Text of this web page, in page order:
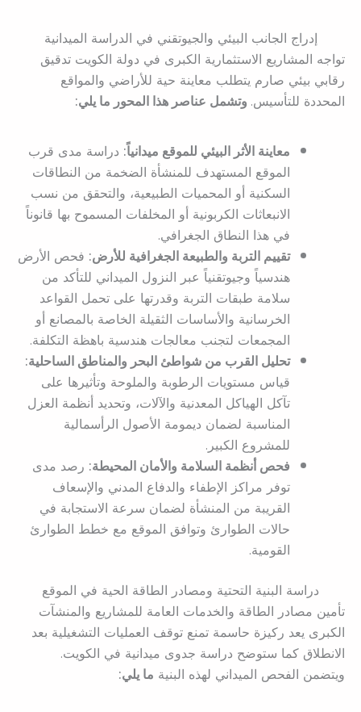
إدراج الجانب البيئي والجيوتقني في الدراسة الميدانية
تواجه المشاريع الاستثمارية الكبرى في دولة الكويت تدقيق
رقابي بيئي صارم يتطلب معاينة حية للأراضي والمواقع
المحددة للتأسيس. وتشمل عناصر هذا المحور ما يلي:
معاينة الأثر البيئي للموقع ميدانياً: دراسة مدى قرب
الموقع المستهدف للمنشأة الضخمة من النطاقات
السكنية أو المحميات الطبيعية، والتحقق من نسب
الانبعاثات الكربونية أو المخلفات المسموح بها قانوناً
في هذا النطاق الجغرافي.
تقييم التربة والطبيعة الجغرافية للأرض: فحص الأرض
هندسياً وجيوتقنياً عبر النزول الميداني للتأكد من
سلامة طبقات التربة وقدرتها على تحمل القواعد
الخرسانية والأساسات الثقيلة الخاصة بالمصانع أو
المجمعات لتجنب معالجات هندسية باهظة التكلفة.
تحليل القرب من شواطئ البحر والمناطق الساحلية:
قياس مستويات الرطوبة والملوحة وتأثيرها على
تآكل الهياكل المعدنية والآلات، وتحديد أنظمة العزل
المناسبة لضمان ديمومة الأصول الرأسمالية
للمشروع الكبير.
فحص أنظمة السلامة والأمان المحيطة: رصد مدى
توفر مراكز الإطفاء والدفاع المدني والإسعاف
القريبة من المنشأة لضمان سرعة الاستجابة في
حالات الطوارئ وتوافق الموقع مع خطط الطوارئ
القومية.
دراسة البنية التحتية ومصادر الطاقة الحية في الموقع
تأمين مصادر الطاقة والخدمات العامة للمشاريع والمنشآت
الكبرى يعد ركيزة حاسمة تمنع توقف العمليات التشغيلية بعد
الانطلاق كما ستوضح دراسة جدوى ميدانية في الكويت.
ويتضمن الفحص الميداني لهذه البنية ما يلي: